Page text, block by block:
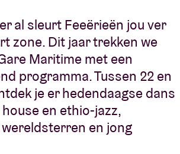
al sleurt Feeërieën jou ver
zone. Dit jaar trekken we
Maritime met een
programma. Tussen 22 en
je er hedendaagse dans
en ethio-jazz,
en jong